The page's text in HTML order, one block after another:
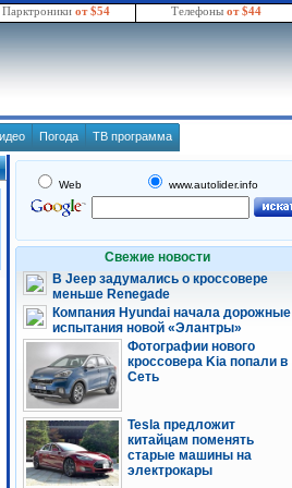
Парктроники от $54 Телефоны от $44
Погода ТВ программа
Web www.autolider.info
Свежие новости
В Jeep задумались о кроссовере
меньше Renegade
Компания Hyundai начала дорожные
испытания новой «Элантры»
Фотографии нового
кроссовера Kia попали в
Сеть
Tesla предложит
китайцам поменять
старые машины на
электрокары